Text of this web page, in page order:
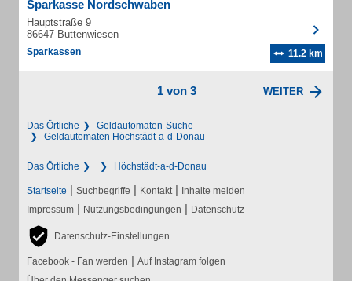
Sparkasse Nordschwaben
Hauptstraße 9
86647 Buttenwiesen
Sparkassen 11.2 km
1 von 3 WEITER
Das Örtliche
Geldautomaten-Suche
Geldautomaten Höchstädt-a-d-Donau
Das Örtliche Höchstädt-a-d-Donau
Startseite | Suchbegriffe | Kontakt | Inhalte melden
Impressum | Nutzungsbedingungen | Datenschutz
Datenschutz-Einstellungen
Facebook - Fan werden | Auf Instagram folgen